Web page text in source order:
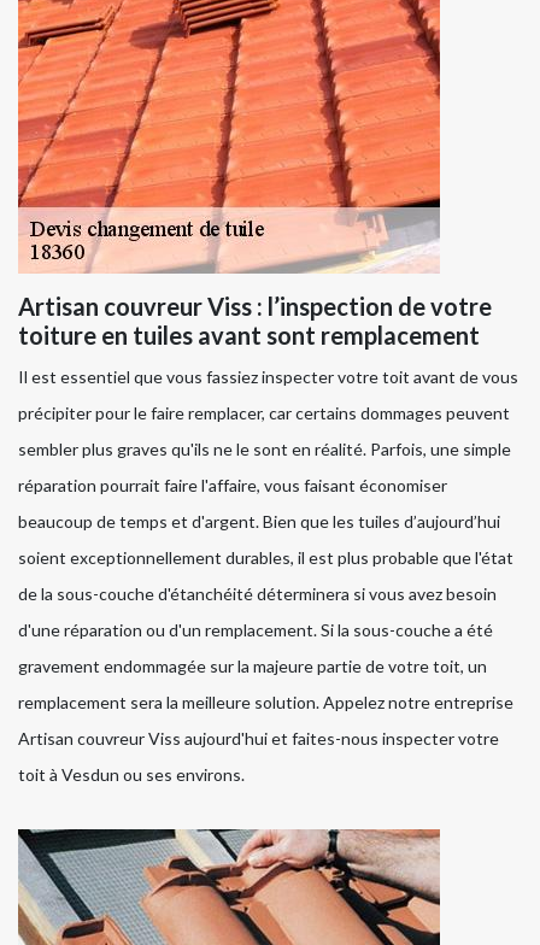
Artisan couvreur Viss : l’inspection de votre
toiture en tuiles avant sont remplacement
Il est essentiel que vous fassiez inspecter votre toit avant de vous
précipiter pour le faire remplacer, car certains dommages peuvent
sembler plus graves qu'ils ne le sont en réalité. Parfois, une simple
réparation pourrait faire l'affaire, vous faisant économiser
beaucoup de temps et d'argent. Bien que les tuiles d’aujourd’hui
soient exceptionnellement durables, il est plus probable que l'état
de la sous-couche d'étanchéité déterminera si vous avez besoin
d'une réparation ou d'un remplacement. Si la sous-couche a été
gravement endommagée sur la majeure partie de votre toit, un
remplacement sera la meilleure solution. Appelez notre entreprise
Artisan couvreur Viss aujourd'hui et faites-nous inspecter votre
toit à Vesdun ou ses environs.